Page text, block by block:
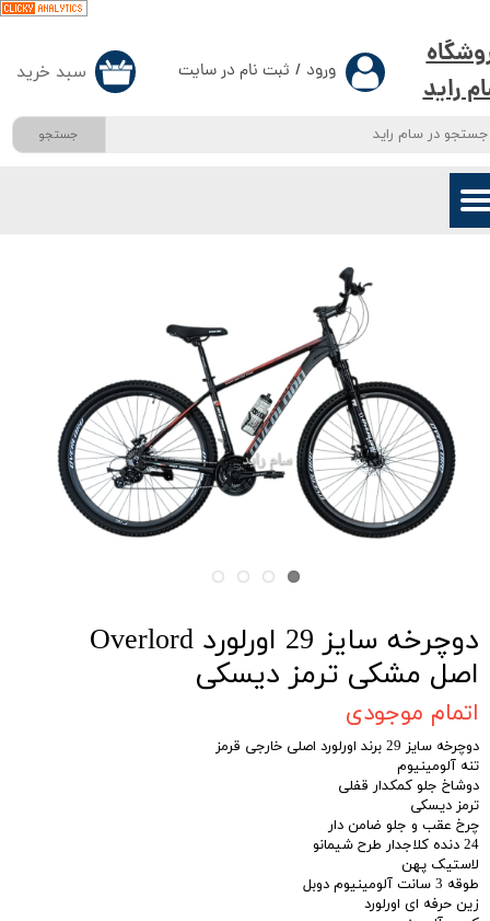
راید
جستجو
ورود / ثبت نام در سایت
حساب کاربری من
تغییر گذر واژه
سفارشات
خروج از حساب کاربری
سبد خرید
دوچرخه سایز 29 اورلورد Overlord
اصل مشکی ترمز دیسکی
اتمام موجودی
دوچرخه سایز 29 برند اورلورد اصلی خارجی قرمز
تنه آلومینیوم
دوشاخ جلو کمکدار قفلی
ترمز دیسکی
چرخ عقب و جلو ضامن دار
24 دنده کلاجدار طرح شیمانو
لاستیک پهن
طوقه 3 سانت آلومینیوم دوبل
زین حرفه ای اورلورد